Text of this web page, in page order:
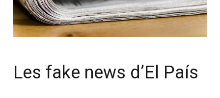
Les fake news d’El País